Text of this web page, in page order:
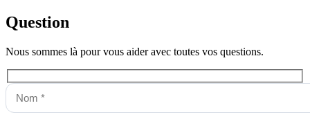
Question
Nous sommes là pour vous aider avec toutes vos questions.